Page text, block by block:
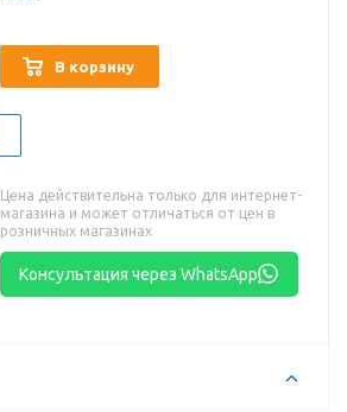
В корзину
Цена действительна только для интернет-
магазина и может отличаться от цен в
розничных магазинах
Консультация через WhatsApp